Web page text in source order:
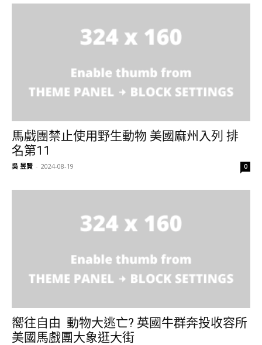
馬戲團禁止使用野生動物 美國麻州入列 排
名第11
吳 昱賢 - 2024-08-19 0
嚮往自由 動物大逃亡? 英國牛群奔投收容所
美國馬戲團大象逛大街